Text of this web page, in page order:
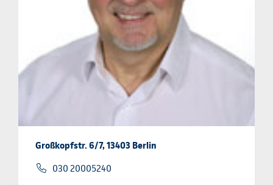
Großkopfstr. 6/7, 13403 Berlin
030 20005240